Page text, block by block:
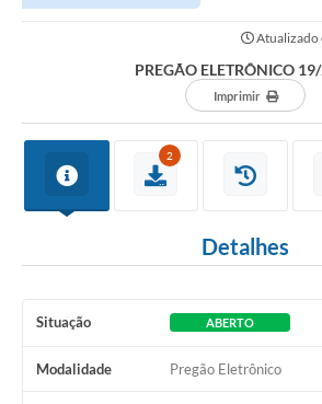
Atualizado
PREGÃO ELETRÔNICO
Imprimir
2
Detalhes
Situação ABERTO
Modalidade Pregão Eletrônico